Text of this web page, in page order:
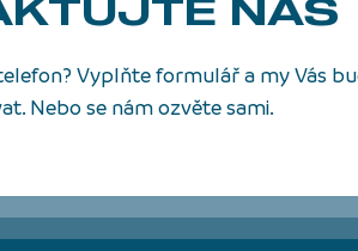
NÁS
Vyplňte formulář a my Vás
Nebo se nám ozvěte sami.